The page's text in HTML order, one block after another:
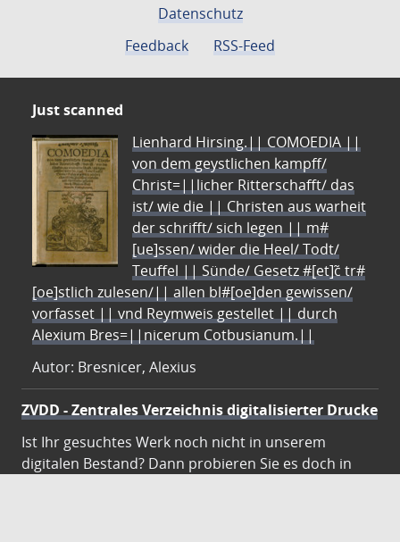
Datenschutz
Feedback
RSS-Feed
Just scanned
Lienhard Hirsing.|| COMOEDIA ||
von dem geystlichen kampff/
Christ=||licher Ritterschafft/ das
ist/ wie die || Christen aus warheit
der schrifft/ sich legen || m#
[ue]ssen/ wider die Heel/ Todt/
Teuffel || Sünde/ Gesetz #[et]c̃ tr#
[oe]stlich zulesen/|| allen bl#[oe]den gewissen/
vorfasset || vnd Reymweis gestellet || durch
Alexium Bres=||nicerum Cotbusianum.||
Autor: Bresnicer, Alexius
ZVDD - Zentrales Verzeichnis digitalisierter Drucke
Ist Ihr gesuchtes Werk noch nicht in unserem
digitalen Bestand? Dann probieren Sie es doch in